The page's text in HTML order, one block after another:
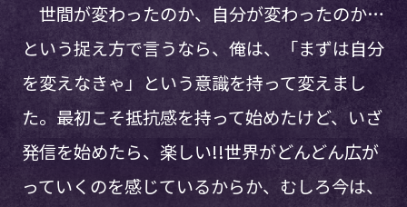
世間が変わったのか、自分が変わったのか…
という捉え方で言うなら、俺は、「まずは自分
を変えなきゃ」という意識を持って変えまし
た。最初こそ抵抗感を持って始めたけど、いざ
発信を始めたら、楽しい!!世界がどんどん広が
っていくのを感じているからか、むしろ今は、